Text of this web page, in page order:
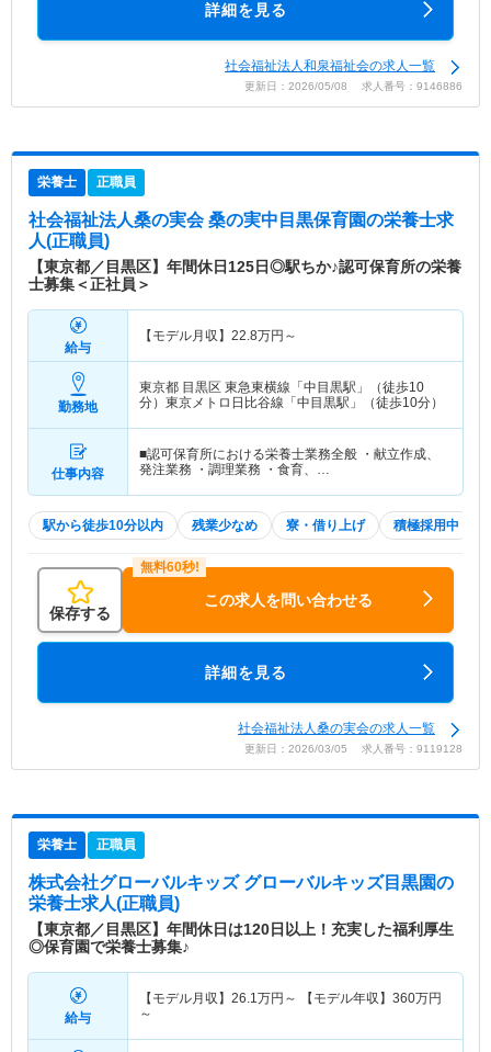
詳細を見る
社会福祉法人和泉福祉会の求人一覧
更新日：2026/05/08 求人番号：9146886
栄養士 正職員
社会福祉法人桑の実会 桑の実中目黒保育園の栄養士求
人(正職員)
【東京都／目黒区】年間休日125日◎駅ちか♪認可保育所の栄養
士募集＜正社員＞
給与
【モデル月収】 22.8万円～
勤務地
東京都 目黒区 東急東横線「中目黒駅」（徒歩10
分）東京メトロ日比谷線「中目黒駅」（徒歩10分）
仕事内容
■認可保育所における栄養士業務全般 ・献立作成、
発注業務 ・調理業務 ・食育、…
駅から徒歩10分以内 残業少なめ 寮・借り上げ 積極採用中
保存する
この求人を問い合わせる
詳細を見る
社会福祉法人桑の実会の求人一覧
更新日：2026/03/05 求人番号：9119128
栄養士 正職員
株式会社グローバルキッズ グローバルキッズ目黒園の
栄養士求人(正職員)
【東京都／目黒区】年間休日は120日以上！充実した福利厚生
◎保育園で栄養士募集♪
給与
【モデル月収】 26.1万円～ 【モデル年収】 360万円
～